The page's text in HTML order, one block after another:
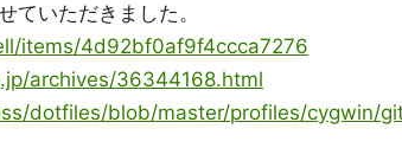
ていただきました。
items/4d92bf0af9f4ccca7276
archives/36344168.html
dotfiles/blob/master/profiles/cygwin/